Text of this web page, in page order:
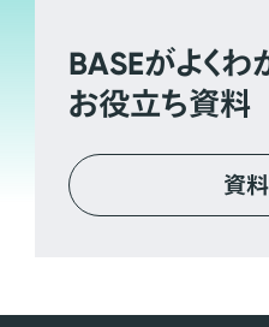
BASEがよくわ
お役立ち資料
資